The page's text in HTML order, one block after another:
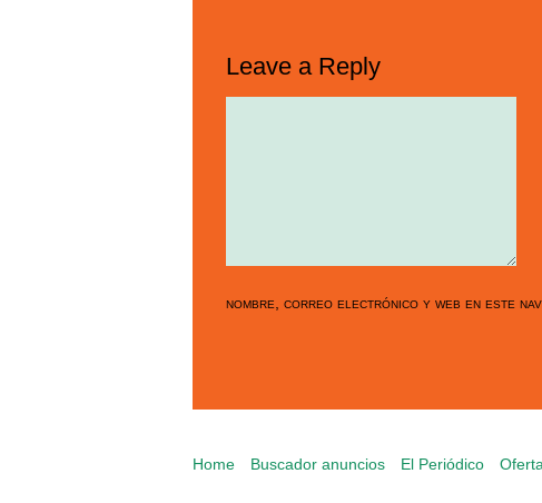
Leave a Reply
nombre, correo electrónico y web en este
Home Buscador anuncios El Periódico